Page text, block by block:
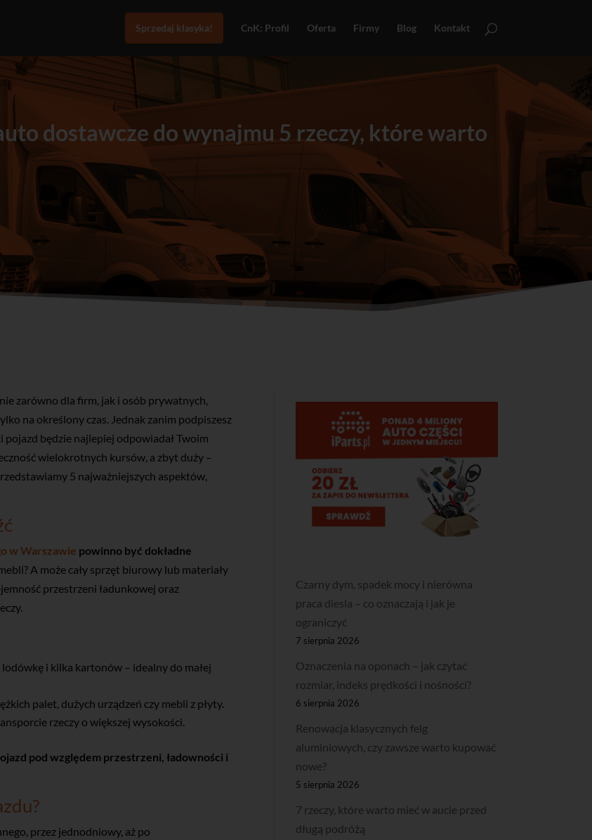
Sprzedaj klasyka! CnK: Profil Oferta Firmy Blog Kontakt
dostawcze do wynajmu 5 rzeczy, które warto
zarówno dla firm, jak i osób prywatnych,
na określony czas. Jednak zanim podpiszesz
będzie najlepiej odpowiadał Twoim
wielokrotnych kursów, a zbyt duży –
5 najważniejszych aspektów,
w Warszawie powinno być dokładne
A może cały sprzęt biurowy lub materiały
przestrzeni ładunkowej oraz
i kilka kartonów – idealny do małej
palet, dużych urządzeń czy mebli z płyty.
rzeczy o większej wysokości.
pod względem przestrzeni, ładowności i
przez jednodniowy, aż po
Czarny dym, spadek mocy i nierówna
praca diesla – co oznaczają i jak je
ograniczyć
7 sierpnia 2026
Oznaczenia na oponach – jak czytać
rozmiar, indeks prędkości i nośności?
6 sierpnia 2026
Renowacja klasycznych felg
aluminiowych, czy zawsze warto kupować
nowe?
5 sierpnia 2026
7 rzeczy, które warto mieć w aucie przed
długą podróżą